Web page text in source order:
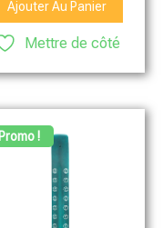
Ajouter Au Panier
Mettre de côté
Promo !